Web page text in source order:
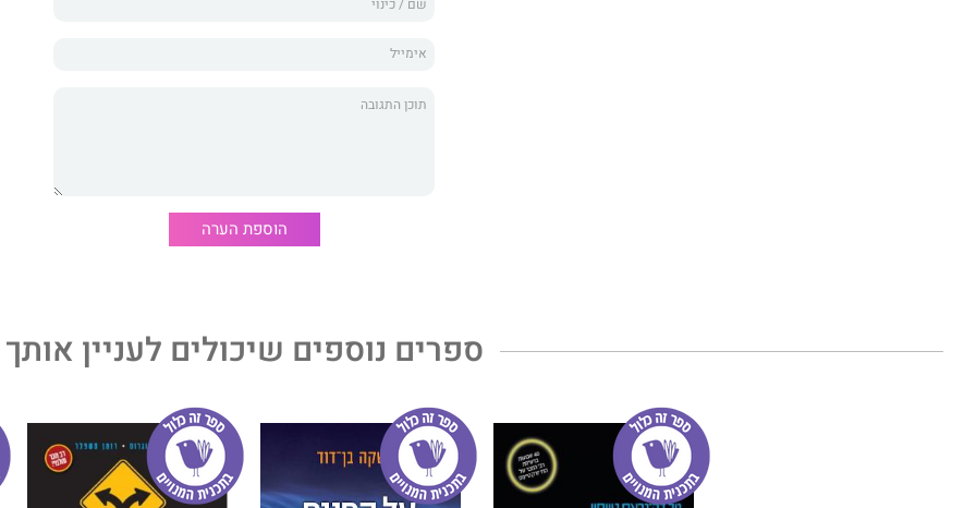
ולכל מי שישמח לקצת זמן איכות משפחתי.
הוספת הערה
ספרים נוספים שיכולים לעניין אותך